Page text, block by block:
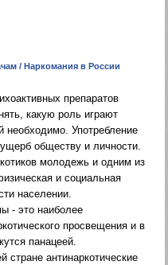
/ Наркомания в России
препаратов
какую роль играют
Употребление
обществу и личности.
молодежь и одним из
и социальная
населении.
- это наиболее
просвещения и в
панацеей.
стране антинаркотические